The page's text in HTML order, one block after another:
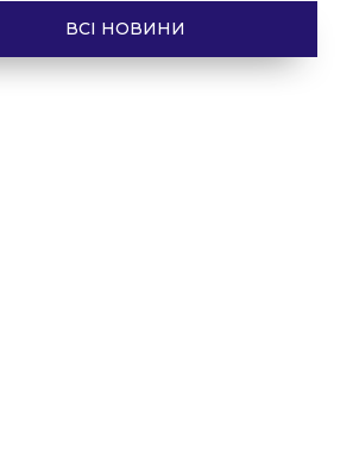
ВСІ НОВИНИ